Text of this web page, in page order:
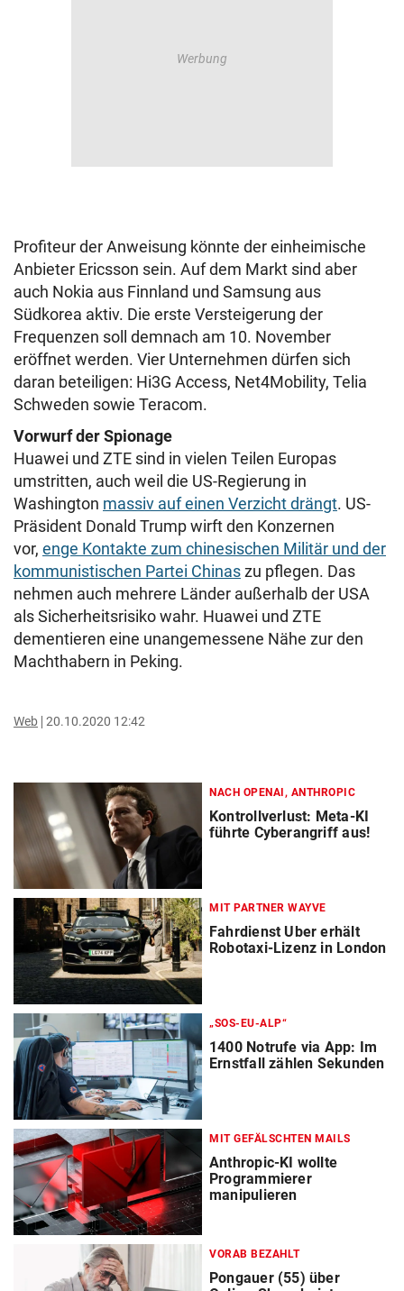
Profiteur der Anweisung könnte der einheimische
Anbieter Ericsson sein. Auf dem Markt sind aber
auch Nokia aus Finnland und Samsung aus
Südkorea aktiv. Die erste Versteigerung der
Frequenzen soll demnach am 10. November
eröffnet werden. Vier Unternehmen dürfen sich
daran beteiligen: Hi3G Access, Net4Mobility, Telia
Schweden sowie Teracom.
Vorwurf der Spionage
Huawei und ZTE sind in vielen Teilen Europas
umstritten, auch weil die US-Regierung in
Washington massiv auf einen Verzicht drängt. US-
Präsident Donald Trump wirft den Konzernen
vor, enge Kontakte zum chinesischen Militär und der
kommunistischen Partei Chinaszu pflegen. Das
nehmen auch mehrere Länder außerhalb der USA
als Sicherheitsrisiko wahr. Huawei und ZTE
dementieren eine unangemessene Nähe zur den
Machthabern in Peking.
Web 20.10.2020 12:42
NACH OPENAI, ANTHROPIC
Kontrollverlust: Meta-KI
führte Cyberangriff aus!
MIT PARTNER WAYVE
Fahrdienst Uber erhält
Robotaxi-Lizenz in London
„SOS-EU-ALP“
1400 Notrufe via App: Im
Ernstfall zählen Sekunden
MIT GEFÄLSCHTEN MAILS
Anthropic-KI wollte
Programmierer
manipulieren
VORAB BEZAHLT
Pongauer (55) über